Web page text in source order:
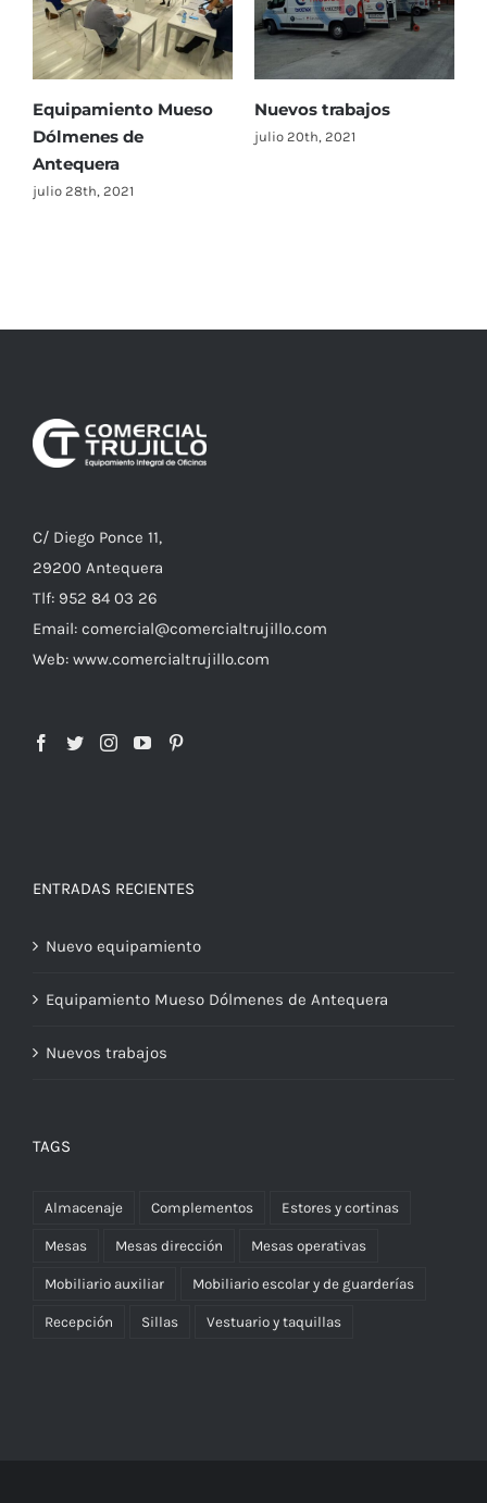
Equipamiento Mueso
Dólmenes de
Antequera
julio 28th, 2021
Nuevos trabajos
julio 20th, 2021
C/ Diego Ponce 11,
29200 Antequera
Tlf: 952 84 03 26
Email: comercial@comercialtrujillo.com
Web: www.comercialtrujillo.com
ENTRADAS RECIENTES
Nuevo equipamiento
Equipamiento Mueso Dólmenes de Antequera
Nuevos trabajos
TAGS
Almacenaje Complementos Estores y cortinas
Mesas Mesas dirección Mesas operativas
Mobiliario auxiliar Mobiliario escolar y de guarderías
Recepción Sillas Vestuario y taquillas